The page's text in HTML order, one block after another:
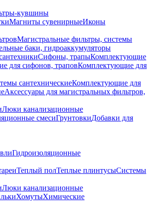
кувшины
Магниты сувенирныеИконы
Магистральные фильтры, системы
баки, гидроаккумуляторы
Сифоны, трапыКомплектующие
для сифонов, траповКомплектующие для
сантехническиеКомплектующие для
Аксессуары для магистральных фильтров,
Люки канализационные
смесиГрунтовкиДобавки для
Гидроизоляционные
Теплый полТеплые плинтусыСистемы
Люки канализационные
ХомутыХимические